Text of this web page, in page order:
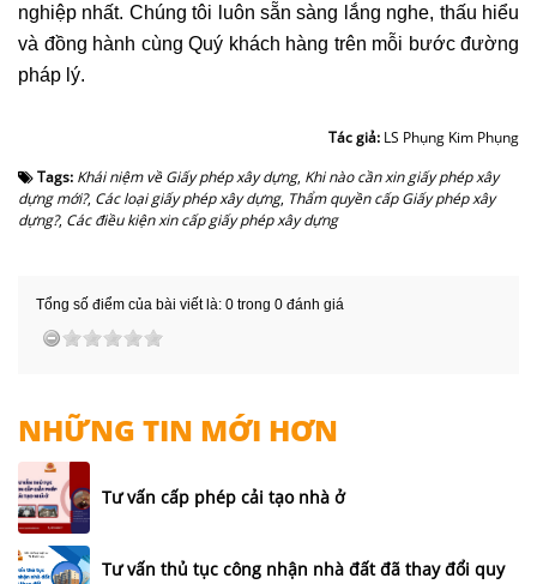
nghiệp nhất. Chúng tôi luôn sẵn sàng lắng nghe, thấu hiểu
và đồng hành cùng Quý khách hàng trên mỗi bước đường
pháp lý.
Tác giả: LS Phụng Kim Phụng
Tags: Khái niệm về Giấy phép xây dựng, Khi nào cần xin giấy phép xây
dựng mới?, Các loại giấy phép xây dựng, Thẩm quyền cấp Giấy phép xây
dựng?, Các điều kiện xin cấp giấy phép xây dựng
Tổng số điểm của bài viết là: 0 trong 0 đánh giá
NHỮNG TIN MỚI HƠN
Tư vấn cấp phép cải tạo nhà ở
Tư vấn thủ tục công nhận nhà đất đã thay đổi quy